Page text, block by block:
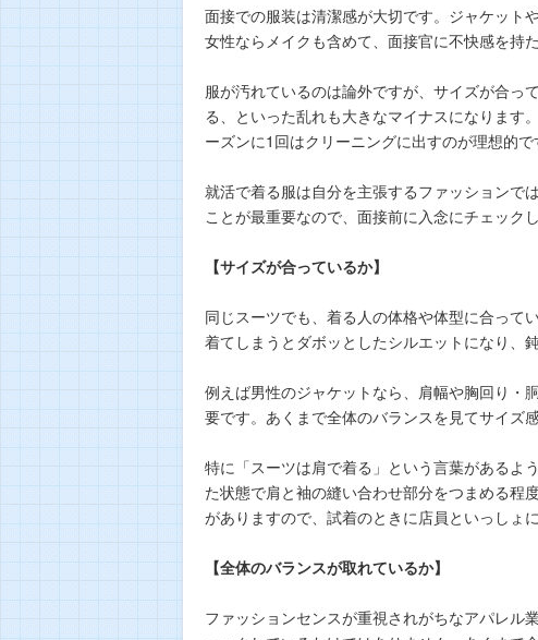
面接での服装は清潔感が大切です。ジャケット
女性ならメイクも含めて、面接官に不快感を持
服が汚れているのは論外ですが、サイズが合っ
る、といった乱れも大きなマイナスになります
ーズンに1回はクリーニングに出すのが理想的で
就活で着る服は自分を主張するファッションで
ことが最重要なので、面接前に入念にチェックし
【サイズが合っているか】
同じスーツでも、着る人の体格や体型に合って
着てしまうとダボッとしたシルエットになり、
例えば男性のジャケットなら、肩幅や胸回り・
要です。あくまで全体のバランスを見てサイズ
特に「スーツは肩で着る」という言葉があるよ
た状態で肩と袖の縫い合わせ部分をつまめる程
がありますので、試着のときに店員といっしょ
【全体のバランスが取れているか】
ファッションセンスが重視されがちなアパレル